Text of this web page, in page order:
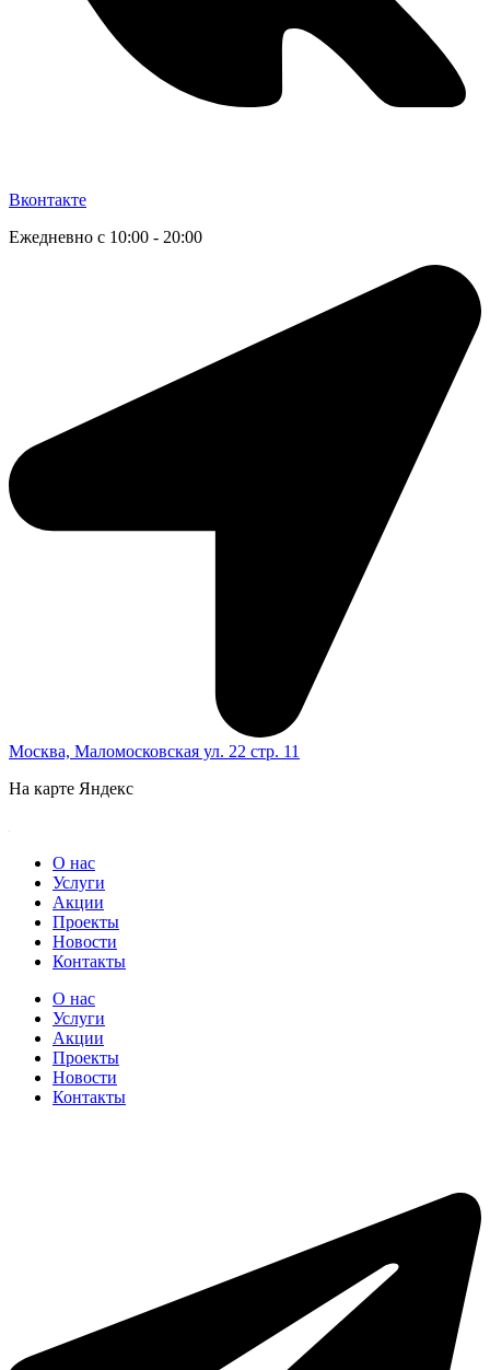
Вконтакте
Ежедневно с 10:00 - 20:00
Москва, Маломосковская ул. 22 стр. 11
На карте Яндекс
О нас
Услуги
Акции
Проекты
Новости
Контакты
О нас
Услуги
Акции
Проекты
Новости
Контакты